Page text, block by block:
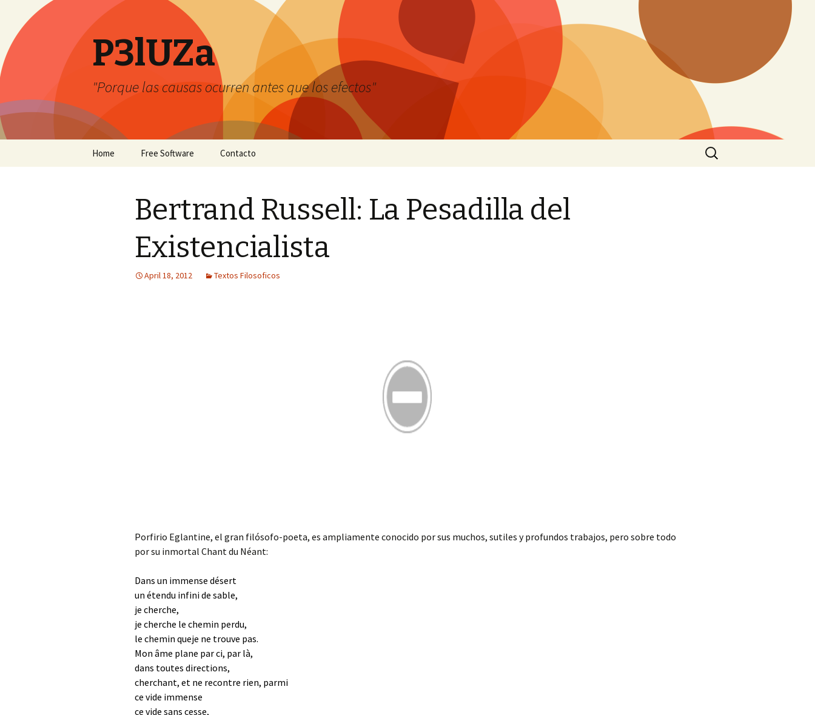
P3lUZa
"Porque las causas ocurren antes que los efectos"
Home Free Software Contacto
Search
for:
Bertrand Russell: La Pesadilla del
Existencialista
April 18, 2012 Textos Filosoficos
Porfirio Eglantine, el gran filósofo-poeta, es ampliamente conocido por sus muchos, sutiles y profundos trabajos, pero sobre todo
por su inmortal Chant du Néant:
Dans un immense désert
un étendu infini de sable,
je cherche,
je cherche le chemin perdu,
le chemin queje ne trouve pas.
Mon âme plane par ci, par là,
dans toutes directions,
cherchant, et ne recontre rien, parmi
ce vide immense
ce vide sans cesse,